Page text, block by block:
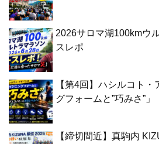
2026サロマ湖100kmウ
スレポ
【第4回】ハシルコト
グフォームと”巧みさ”」
【締切間近】真駒内